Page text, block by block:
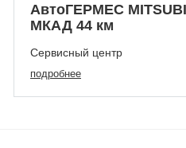
АвтоГЕРМЕС
МКАД 44 км
Сервисный центр
подробнее